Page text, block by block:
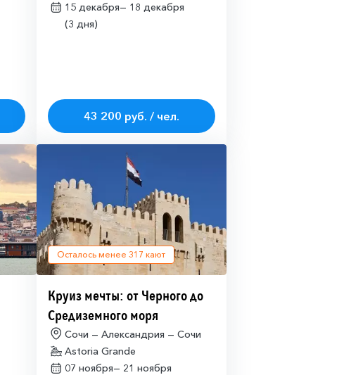
15 декабря— 18 декабря
(3 дня)
43 200 руб. / чел.
Осталось менее 317 кают
Круиз мечты: от Черного до
Средиземного моря
Сочи — Александрия — Сочи
Astoria Grande
07 ноября— 21 ноября